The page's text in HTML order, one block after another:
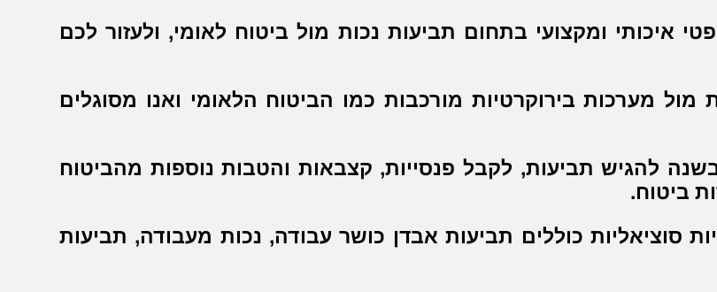
איכותי ומקצועי בתחום תביעות נכות מול ביטוח לאומי, ולעזור לכם
מול מערכות בירוקרטיות מורכבות כמו הביטוח הלאומי ואנו מסוגלים
להגיש תביעות, לקבל פנסייות, קצבאות והטבות נוספות מהביטוח
ביטוח.
סוציאליות כוללים תביעות אבדן כושר עבודה, נכות מעבודה, תביעות